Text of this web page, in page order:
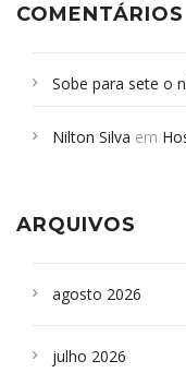
COMENTÁRIOS
Sobe para sete o
Campoformosenses
Nilton Silva em
ARQUIVOS
agosto 2026
julho 2026